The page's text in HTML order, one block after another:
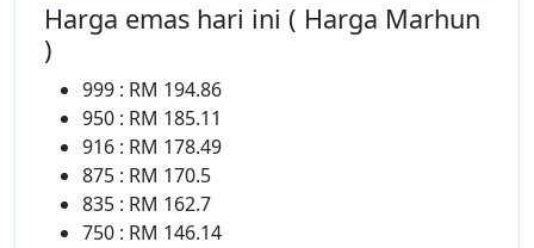
Harga emas hari ini ( Harga Marhun
)
999 : RM 194.86
950 : RM 185.11
916 : RM 178.49
875 : RM 170.5
835 : RM 162.7
750 : RM 146.14